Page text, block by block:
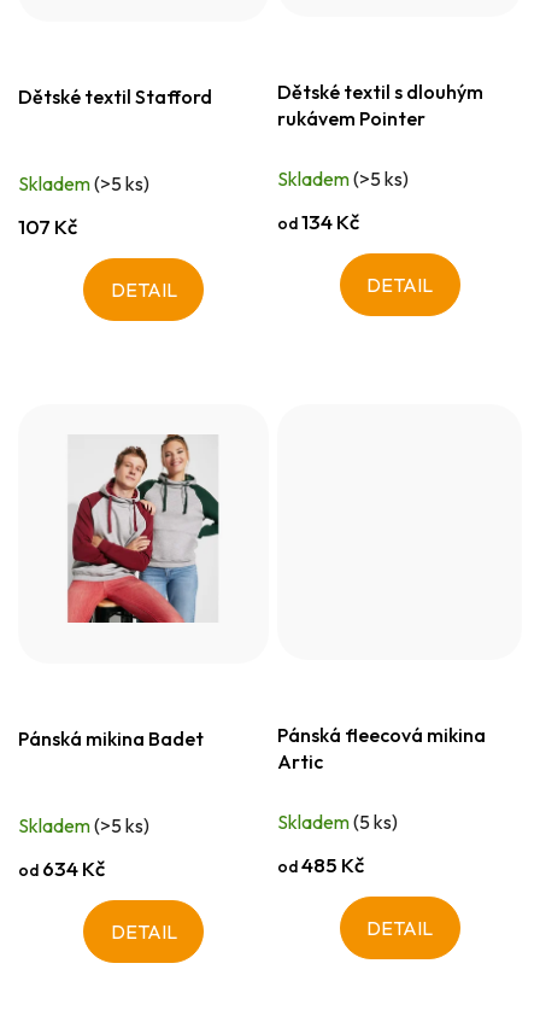
Dětské textil Stafford
Skladem(>5 ks)
107 Kč
DETAIL
Dětské textil s dlouhým
rukávem Pointer
Skladem(>5 ks)
od134 Kč
DETAIL
Pánská mikina Badet
Skladem(>5 ks)
od 634 Kč
DETAIL
Pánská fleecová mikina
Artic
Skladem(5 ks)
od485 Kč
DETAIL